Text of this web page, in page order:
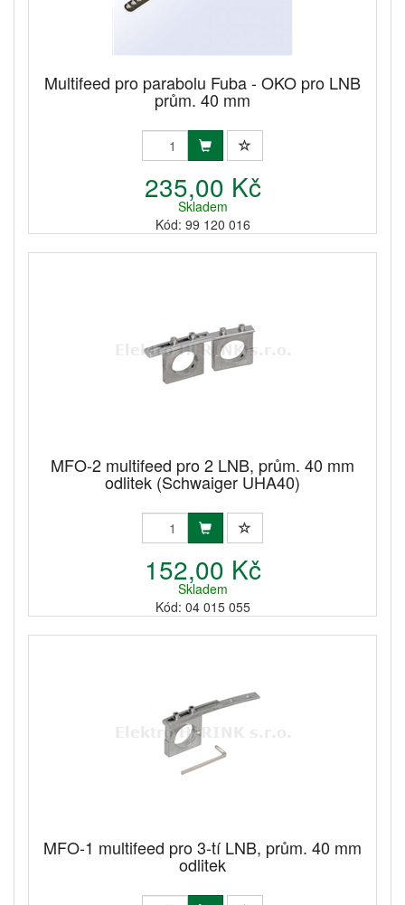
Multifeed pro parabolu Fuba - OKO pro LNB
prům. 40 mm
235,00 Kč
Skladem
Kód: 99 120 016
MFO-2 multifeed pro 2 LNB, prům. 40 mm
odlitek (Schwaiger UHA40)
152,00 Kč
Skladem
Kód: 04 015 055
MFO-1 multifeed pro 3-tí LNB, prům. 40 mm
odlitek